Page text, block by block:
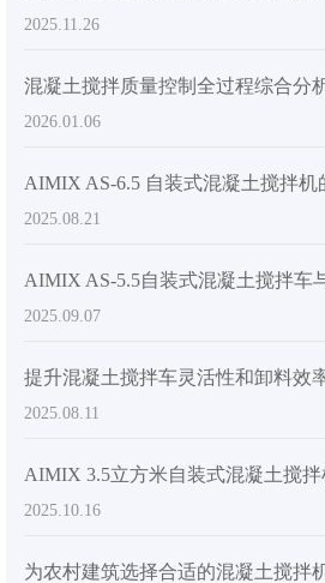
2025.11.26
2026.01.06
2025.08.21
2025.09.07
提升混凝土搅拌车灵活性和卸料效
2025.08.11
2025.10.16